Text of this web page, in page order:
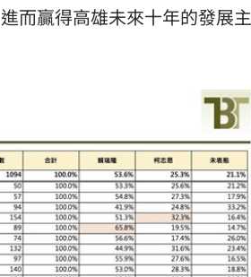
而贏得高雄未來十年的發展主